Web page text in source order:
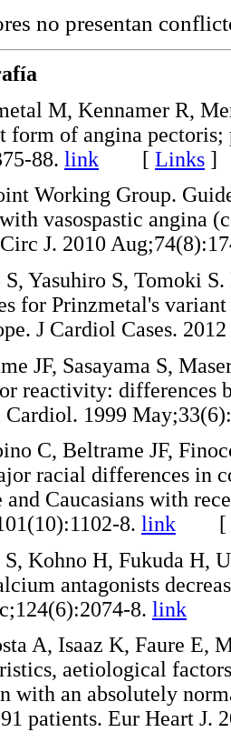
no presentan
M, Kennamer R,
form of angina
88. link [ Links ]
Working Group.
vasospastic angina
J. 2010
S, Yasuhiro S, Tomoki
for Prinzmetal's
J Cardiol Cases.
JF, Sasayama S,
reactivity: differences
1999
C, Beltrame JF,
racial differences in
and Caucasians with
8. link [
S, Kohno H, Fukuda H,
antagonists
8. link
A, Isaaz K, Faure E,
aetiological
with an absolutely
patients. Eur Heart J.